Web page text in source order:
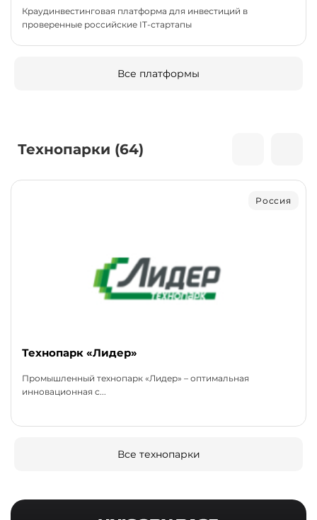
Краудинвестинговая платформа для инвестиций в
проверенные российские IT-стартапы
Все платформы
Технопарки (64)
Россия
Технопарк «Лидер»
Промышленный технопарк «Лидер» – оптимальная
инновационная с...
Все технопарки